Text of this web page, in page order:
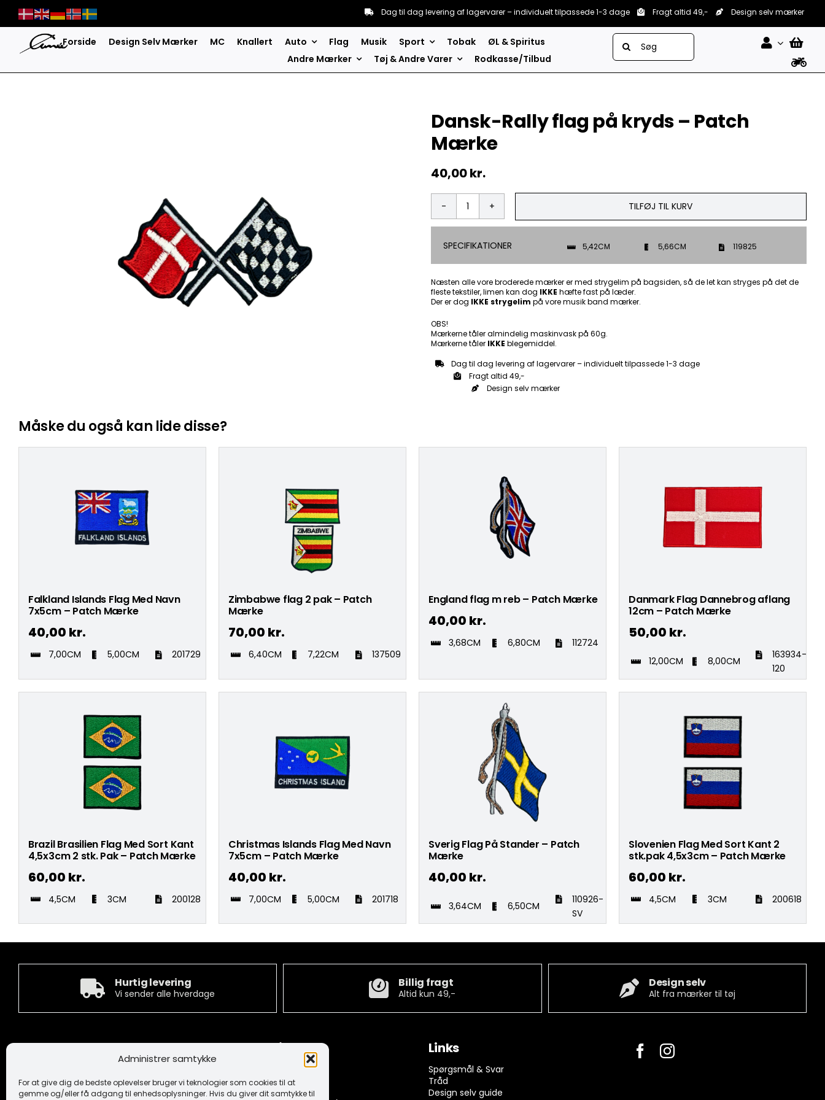
Administrer samtykke
For at give dig de bedste oplevelser bruger vi teknologier som cookies til at
gemme og/eller få adgang til enhedsoplysninger. Hvis du giver dit samtykke til
content
Dag til dag levering af lagervarer – individuelt tilpassede 1-3 dage Fragt altid 49,- Design selv mærker
Forside Design Selv Mærker MC Knallert Auto Flag Musik Sport Tobak
ØL & Spiritus
Andre Mærker
Tøj & Andre Varer Rodkasse/Tilbud
Søg
efter:
Dansk-Rally flag på kryds – Patch
Mærke
40,00kr.
Dansk-
Rally
på
Patch
Mærke
antal
TILFØJ TIL KURV
SPECIFIKATIONER 5,42CM 5,66CM 119825
Næsten alle vore broderede mærker er med strygelim på bagsiden, så de let kan stryges på det de
fleste tekstiler, limen kan dog IKKE hæfte fast på læder.
Der er dog IKKE strygelim på vore musik band mærker.
OBS!
Mærkerne tåler almindelig maskinvask på 60g.
Mærkerne tåler IKKE blegemiddel.
Dag til dag levering af lagervarer – individuelt tilpassede 1-3 dage
Fragt altid 49,-
Design selv mærker
Måske du også kan lide disse?
Falkland Islands Flag Med Navn
7x5cm – Patch Mærke
40,00 kr.
7,00CM 5,00CM 201729
Zimbabwe flag 2 pak – Patch
Mærke
70,00 kr.
6,40CM 7,22CM 137509
England flag m reb – Patch Mærke
40,00 kr.
3,68CM 6,80CM 112724
Danmark Flag Dannebrog aflang
12cm – Patch Mærke
50,00 kr.
12,00CM 8,00CM
163934-
120
Brazil Brasilien Flag Med Sort Kant
4,5x3cm 2 stk. Pak – Patch Mærke
60,00 kr.
4,5CM 3CM 200128
Christmas Islands Flag Med Navn
7x5cm – Patch Mærke
40,00 kr.
7,00CM 5,00CM 201718
Sverig Flag På Stander – Patch
Mærke
40,00 kr.
3,64CM 6,50CM
110926-
SV
Slovenien Flag Med Sort Kant 2
stk.pak 4,5x3cm – Patch Mærke
60,00 kr.
4,5CM 3CM 200618
Hurtig levering
Vi sender alle hverdage
Billig fragt
Altid kun 49,-
Design selv
Alt fra mærker til tøj
Kontakt
Løhdesvej 6
7442 Engesvang
Information
Handelsbetingelser
Ansvarsfraskrivelse
Cookiepolitik (EU)
Links
Spørgsmål & Svar
Tråd
Design selv guide